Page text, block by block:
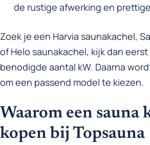
de rustige afwerking en
Zoek je een Harvia saunakachel,
of Helo saunakachel, kijk dan
benodigde aantal kW. Daarna
om een passend model te kiezen.
Waarom een sauna
kopen bij Topsauna